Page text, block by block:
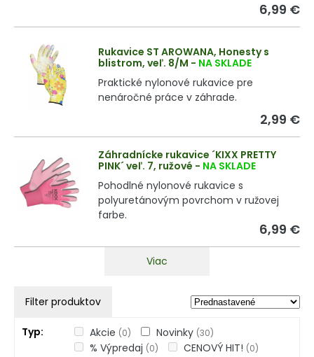
6,99 €
Rukavice ST AROWANA, Honesty s
blistrom, veľ. 8/M - NA SKLADE
Praktické nylonové rukavice pre
nenáročné práce v záhrade.
2,99 €
Záhradnícke rukavice ´KIXX PRETTY
PINK´ veľ. 7, ružové - NA SKLADE
Pohodlné nylonové rukavice s
polyuretánovým povrchom v ružovej
farbe.
6,99 €
Viac
Filter produktov
Typ Akcie (0) Novinky (30)
% Výpredaj (0) CENOVÝ HIT! (0)